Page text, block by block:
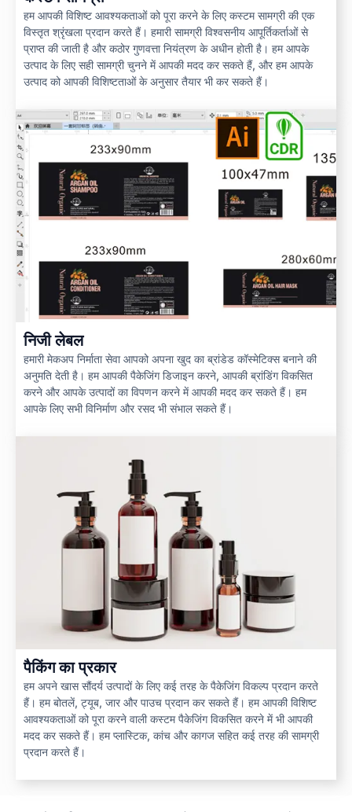
हम आपकी विशिष्ट आवश्यकताओं को पूरा करने के लिए कस्टम सामग्री की एक
विस्तृत श्रृंखला प्रदान करते हैं। हमारी सामग्री विश्वसनीय आपूर्तिकर्ताओं से
प्राप्त की जाती है और कठोर गुणवत्ता नियंत्रण के अधीन होती है। हम आपके
उत्पाद के लिए सही सामग्री चुनने में आपकी मदद कर सकते हैं, और हम आपके
उत्पाद को आपकी विशिष्टताओं के अनुसार तैयार भी कर सकते हैं।
निजी लेबल
हमारी मेकअप निर्माता सेवा आपको अपना खुद का ब्रांडेड कॉस्मेटिक्स बनाने की
अनुमति देती है। हम आपकी पैकेजिंग डिजाइन करने, आपकी ब्रांडिंग विकसित
करने और आपके उत्पादों का विपणन करने में आपकी मदद कर सकते हैं। हम
आपके लिए सभी विनिर्माण और रसद भी संभाल सकते हैं।
पैकिंग का प्रकार
हम अपने खास सौंदर्य उत्पादों के लिए कई तरह के पैकेजिंग विकल्प प्रदान करते
हैं। हम बोतलें, ट्यूब, जार और पाउच प्रदान कर सकते हैं। हम आपकी विशिष्ट
आवश्यकताओं को पूरा करने वाली कस्टम पैकेजिंग विकसित करने में भी आपकी
मदद कर सकते हैं। हम प्लास्टिक, कांच और कागज सहित कई तरह की सामग्री
प्रदान करते हैं।